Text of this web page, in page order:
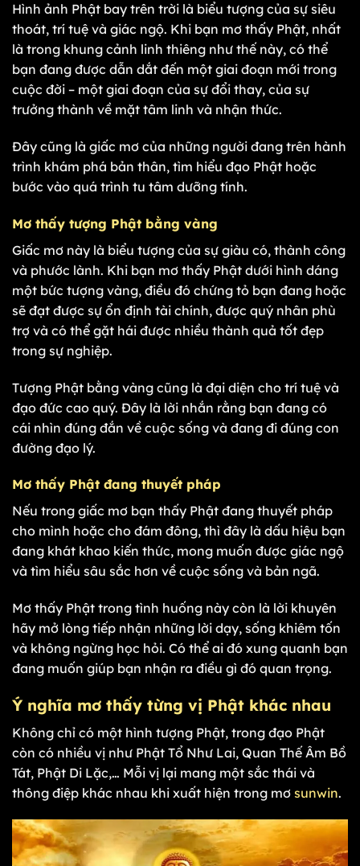
Hình ảnh Phật bay trên trời là biểu tượng của sự siêu
thoát, trí tuệ và giác ngộ. Khi bạn mơ thấy Phật, nhất
là trong khung cảnh linh thiêng như thế này, có thể
bạn đang được dẫn dắt đến một giai đoạn mới trong
cuộc đời – một giai đoạn của sự đổi thay, của sự
trưởng thành về mặt tâm linh và nhận thức.
Đây cũng là giấc mơ của những người đang trên hành
trình khám phá bản thân, tìm hiểu đạo Phật hoặc
bước vào quá trình tu tâm dưỡng tính.
Mơ thấy tượng Phật bằng vàng
Giấc mơ này là biểu tượng của sự giàu có, thành công
và phước lành. Khi bạn mơ thấy Phật dưới hình dáng
một bức tượng vàng, điều đó chứng tỏ bạn đang hoặc
sẽ đạt được sự ổn định tài chính, được quý nhân phù
trợ và có thể gặt hái được nhiều thành quả tốt đẹp
trong sự nghiệp.
Tượng Phật bằng vàng cũng là đại diện cho trí tuệ và
đạo đức cao quý. Đây là lời nhắn rằng bạn đang có
cái nhìn đúng đắn về cuộc sống và đang đi đúng con
đường đạo lý.
Mơ thấy Phật đang thuyết pháp
Nếu trong giấc mơ bạn thấy Phật đang thuyết pháp
cho mình hoặc cho đám đông, thì đây là dấu hiệu bạn
đang khát khao kiến thức, mong muốn được giác ngộ
và tìm hiểu sâu sắc hơn về cuộc sống và bản ngã.
Mơ thấy Phật trong tình huống này còn là lời khuyên
hãy mở lòng tiếp nhận những lời dạy, sống khiêm tốn
và không ngừng học hỏi. Có thể ai đó xung quanh bạn
đang muốn giúp bạn nhận ra điều gì đó quan trọng.
Ý nghĩa mơ thấy từng vị Phật khác nhau
Không chỉ có một hình tượng Phật, trong đạo Phật
còn có nhiều vị như Phật Tổ Như Lai, Quan Thế Âm Bồ
Tát, Phật Di Lặc,… Mỗi vị lại mang một sắc thái và
thông điệp khác nhau khi xuất hiện trong mơ sunwin.